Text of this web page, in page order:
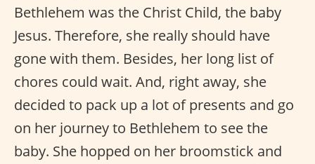
Bethlehem was the Christ Child, the baby
Jesus. Therefore, she really should have
gone with them. Besides, her long list of
chores could wait. And, right away, she
decided to pack up a lot of presents and go
on her journey to Bethlehem to see the
baby. She hopped on her broomstick and